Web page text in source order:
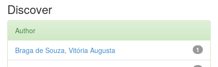
Discover
Author
1
Braga de Souza, Vitória Augusta